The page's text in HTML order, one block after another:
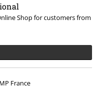
Shop for customers from
France